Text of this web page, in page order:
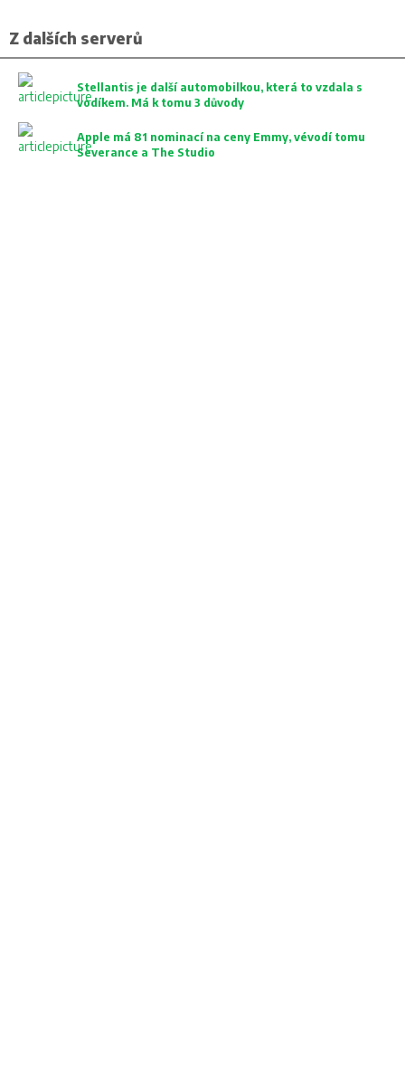
Z dalších serverů
Stellantis je další automobilkou, která to vzdala s
vodíkem. Má k tomu 3 důvody
Apple má 81 nominací na ceny Emmy, vévodí tomu
Severance a The Studio